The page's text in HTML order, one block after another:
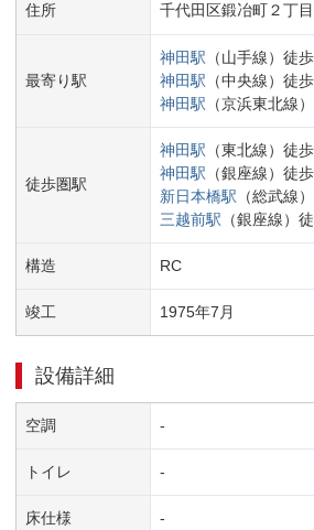
住所 千代田区鍛冶町２丁目
最寄り駅
神田駅 （山手線） 徒歩
神田駅 （中央線） 徒歩
神田駅 （京浜東北線）
徒歩圏駅
神田駅 （東北線） 徒歩
神田駅 （銀座線） 徒歩
新日本橋駅 （総武線）
三越前駅 （銀座線）
構造 RC
竣工 1975年7 月
設備詳細
空調 -
トイレ -
床仕様 -